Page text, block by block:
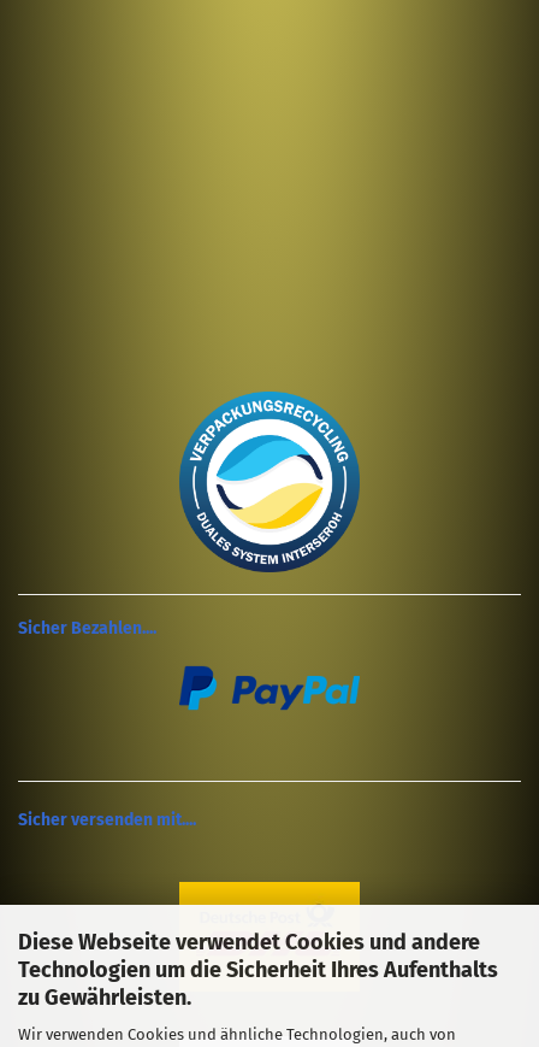
Diese Webseite verwendet Cookies und andere
Technologien um die Sicherheit Ihres Aufenthalts
zu Gewährleisten.
Wir verwenden Cookies und ähnliche Technologien, auch von
Sicher Bezahlen....
Sicher versenden mit....